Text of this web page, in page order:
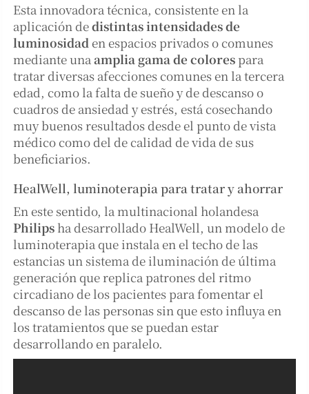
Esta innovadora técnica, consistente en la
aplicación dedistintas intensidades de
luminosidaden espacios privados o comunes
mediante unaamplia gama de colores para
tratar diversas afecciones comunes en la tercera
edad, como la falta de sueño y de descanso o
cuadros de ansiedad y estrés, está cosechando
muy buenos resultados desde el punto de vista
médico como del de calidad de vida de sus
beneficiarios.
HealWell, luminoterapia para tratar y ahorrar
En este sentido, la multinacional holandesa
Philips ha desarrollado HealWell, un modelo de
luminoterapia que instala en el techo de las
estancias un sistema de iluminación de última
generación que replica patrones del ritmo
circadiano de los pacientes para fomentar el
descanso de las personas sin que esto influya en
los tratamientos que se puedan estar
desarrollando en paralelo.